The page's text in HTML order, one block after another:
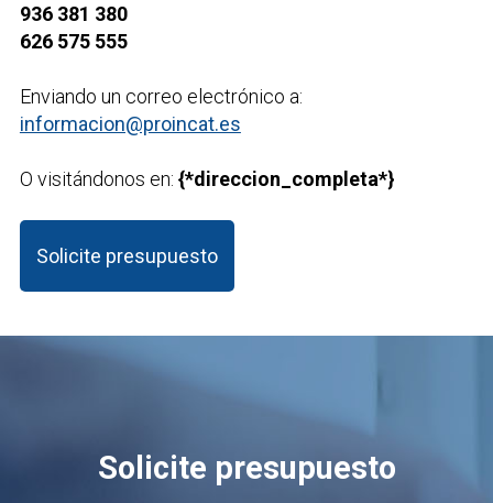
936 381 380
626 575 555
Enviando un correo electrónico a:
informacion@proincat.es
O visitándonos en: {*direccion_completa*}
Solicite presupuesto
Solicite presupuesto